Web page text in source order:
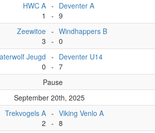
HWC A
1
-
-
Deventer A
9
Zeewitoe
3
-
-
Windhappers B
0
Jeugd
0
-
-
Deventer U14
7
Pause
September 20th, 2025
Trekvogels A
2
-
-
Viking Venlo A
8